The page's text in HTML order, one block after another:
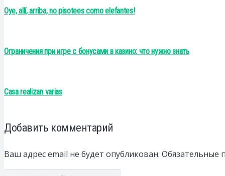
Oye, allí, arriba, no pisotees como elefantes!
Ограничения при игре с бонусами в казино: что нужно знать
Casa realizan varias
Добавить комментарий
Ваш адрес email не будет опубликован. Обязательные